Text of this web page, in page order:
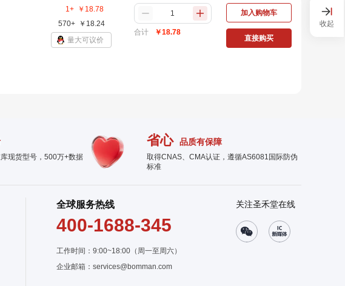
1+ ￥ 18.78
570+
￥ 18.24
量大可议价
合计 ￥18.78
加入购物车
直接购买
现货型号，500万+数据
省心 品质有保障
取得CNAS、CMA认证，遵循AS6081国际防伪
标准
全球服务热线
400-1688-345
工作时间：9:00~18:00（周一至周六）
企业邮箱： services@bomman.com
关注圣禾堂在线
收起